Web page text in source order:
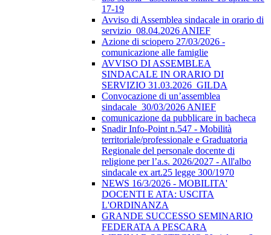
17-19
Avviso di Assemblea sindacale in orario di
servizio_08.04.2026 ANIEF
Azione di sciopero 27/03/2026 -
comunicazione alle famiglie
AVVISO DI ASSEMBLEA
SINDACALE IN ORARIO DI
SERVIZIO 31.03.2026_GILDA
Convocazione di un’assemblea
sindacale_30/03/2026 ANIEF
comunicazione da pubblicare in bacheca
Snadir Info-Point n.547 - Mobilità
territoriale/professionale e Graduatoria
Regionale del personale docente di
religione per l’a.s. 2026/2027 - All'albo
sindacale ex art.25 legge 300/1970
NEWS 16/3/2026 - MOBILITA'
DOCENTI E ATA: USCITA
L'ORDINANZA
GRANDE SUCCESSO SEMINARIO
FEDERATA A PESCARA